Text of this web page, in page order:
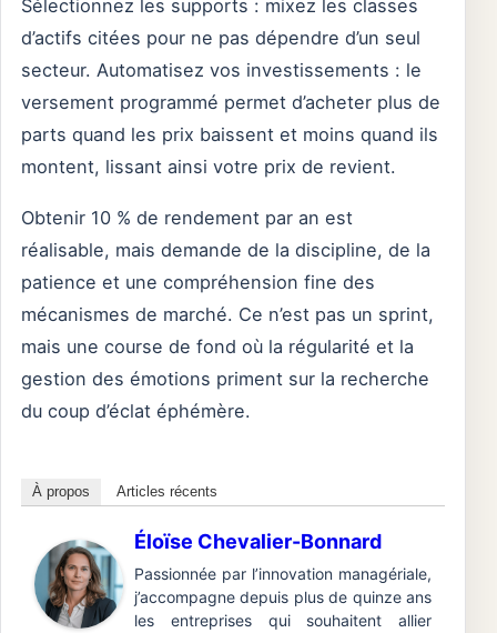
Sélectionnez les supports : mixez les classes
d’actifs citées pour ne pas dépendre d’un seul
secteur. Automatisez vos investissements : le
versement programmé permet d’acheter plus de
parts quand les prix baissent et moins quand ils
montent, lissant ainsi votre prix de revient.
Obtenir 10 % de rendement par an est
réalisable, mais demande de la discipline, de la
patience et une compréhension fine des
mécanismes de marché. Ce n’est pas un sprint,
mais une course de fond où la régularité et la
gestion des émotions priment sur la recherche
du coup d’éclat éphémère.
À propos Articles récents
Éloïse Chevalier-Bonnard
Passionnée par l’innovation managériale,
j’accompagne depuis plus de quinze ans
les entreprises qui souhaitent allier